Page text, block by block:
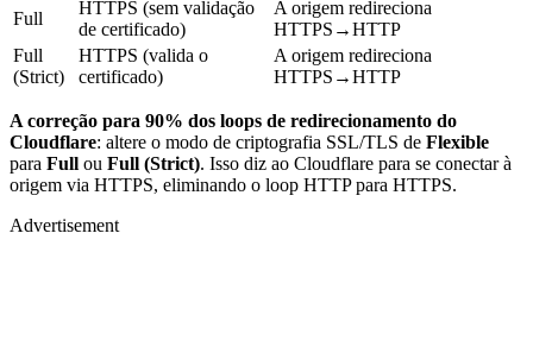
Full
HTTPS (sem validação
de certificado)
A origem redireciona
HTTPS→HTTP
Full
(Strict)
HTTPS (valida o
certificado)
A origem redireciona
HTTPS→HTTP
A correção para 90% dos loops de redirecionamento do
Cloudflare: altere o modo de criptografia SSL/TLS de Flexible
para Full ou Full (Strict). Isso diz ao Cloudflare para se conectar à
origem via HTTPS, eliminando o loop HTTP para HTTPS.
Advertisement